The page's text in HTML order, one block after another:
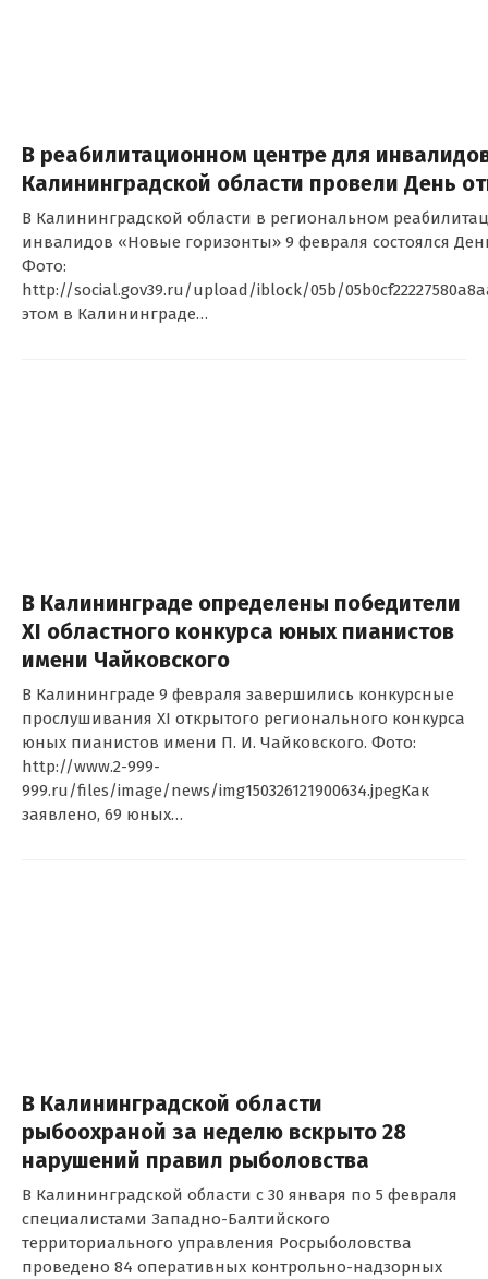
В реабилитационном центре для
Калининградской области провели День
В Калининградской области в региональном
инвалидов «Новые горизонты» 9 февраля состоялся
Фото:
http://social.gov39.ru/upload/iblock/05b/
этом в Калининграде…
В Калининграде определены победители
XI областного конкурса юных пианистов
имени Чайковского
В Калининграде 9 февраля завершились конкурсные
прослушивания XI открытого регионального конкурса
юных пианистов имени П. И. Чайковского. Фото:
http://www.2-999-
999.ru/files/image/news/img150326121900634.jpegКак
заявлено, 69 юных…
В Калининградской области
рыбоохраной за неделю вскрыто 28
нарушений правил рыболовства
В Калининградской области с 30 января по 5 февраля
специалистами Западно-Балтийского
территориального управления Росрыболовства
проведено 84 оперативных контрольно-надзорных